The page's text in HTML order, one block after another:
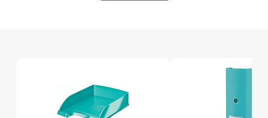
Diameter Detail
Rugbreedte Detail
4 cm